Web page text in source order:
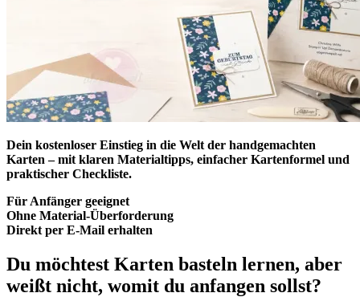
Dein kostenloser Einstieg in die Welt der handgemachten
Karten – mit klaren Materialtipps, einfacher Kartenformel und
praktischer Checkliste.
Für Anfänger geeignet
Ohne Material-Überforderung
Direkt per E-Mail erhalten
Du möchtest Karten basteln lernen, aber
weißt nicht, womit du anfangen sollst?